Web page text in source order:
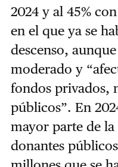
2024 y al 45%
en el que ya se
descenso,
moderado y
fondos privados,
públicos”. En
mayor parte de
donantes